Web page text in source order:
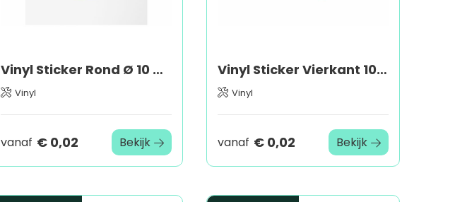
Vinyl Sticker Rond Ø 10 mm
Vinyl
vanaf € 0,02 Bekijk
Vinyl Sticker Vierkant 10x10mm
Vinyl
vanaf € 0,02 Bekijk